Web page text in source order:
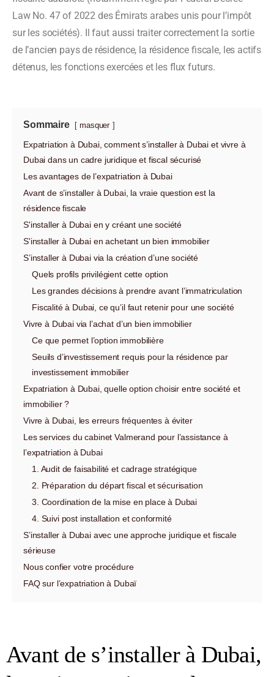
Law No. 47 of 2022 des Émirats arabes unis pour l’impôt
sur les sociétés). Il faut aussi traiter correctement la sortie
de l’ancien pays de résidence, la résidence fiscale, les actifs
détenus, les fonctions exercées et les flux futurs.
Sommaire masquer
Expatriation à Dubai, comment s’installer à Dubai et vivre à
Dubai dans un cadre juridique et fiscal sécurisé
Les avantages de l’expatriation à Dubai
Avant de s’installer à Dubai, la vraie question est la
résidence fiscale
S'installer à Dubai en y créant une société
S'installer à Dubai en achetant un bien immobilier
S’installer à Dubai via la création d’une société
Quels profils privilégient cette option
Les grandes décisions à prendre avant l’immatriculation
Fiscalité à Dubai, ce qu’il faut retenir pour une société
Vivre à Dubai via l’achat d’un bien immobilier
Ce que permet l’option immobilière
Seuils d’investissement requis pour la résidence par
investissement immobilier
Expatriation à Dubai, quelle option choisir entre société et
immobilier ?
Vivre à Dubai, les erreurs fréquentes à éviter
Les services du cabinet Valmerand pour l’assistance à
l’expatriation à Dubai
1. Audit de faisabilité et cadrage stratégique
2. Préparation du départ fiscal et sécurisation
3. Coordination de la mise en place à Dubai
4. Suivi post installation et conformité
S’installer à Dubai avec une approche juridique et fiscale
sérieuse
Nous confier votre procédure
FAQ sur l’expatriation à Dubaï
Avant de s’installer à Dubai,